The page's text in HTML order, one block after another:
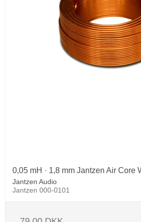
0,05 mH · 1,8 mm Jantzen Air Core
Jantzen Audio
Jantzen 000-0101